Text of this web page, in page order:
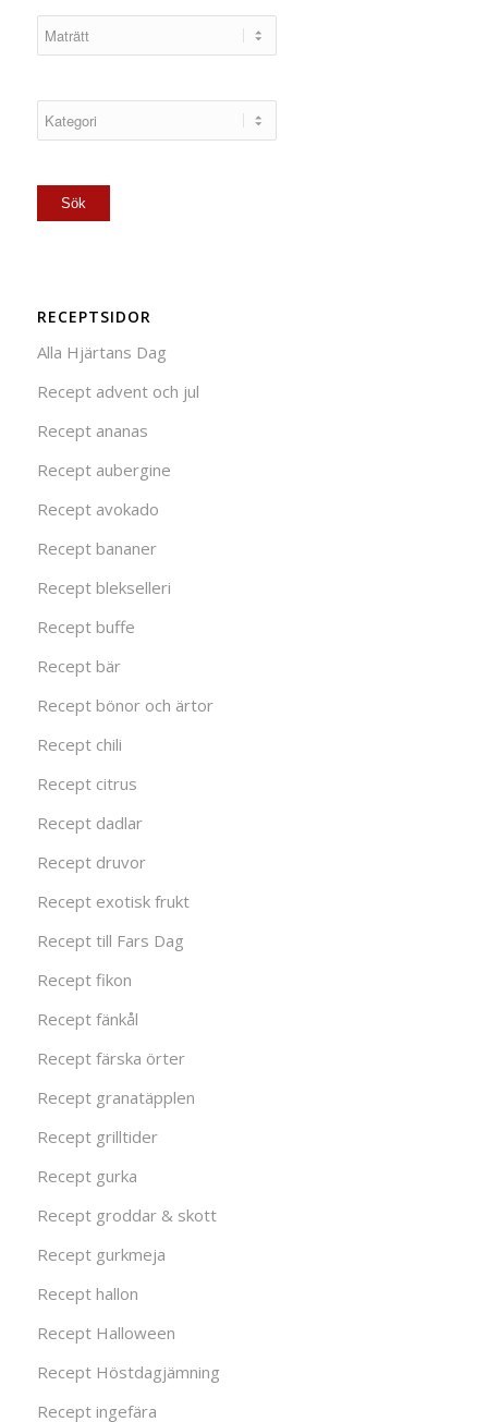
RECEPTSIDOR
Alla Hjärtans Dag
Recept advent och jul
Recept ananas
Recept aubergine
Recept avokado
Recept bananer
Recept blekselleri
Recept buffe
Recept bär
Recept bönor och ärtor
Recept chili
Recept citrus
Recept dadlar
Recept druvor
Recept exotisk frukt
Recept till Fars Dag
Recept fikon
Recept fänkål
Recept färska örter
Recept granatäpplen
Recept grilltider
Recept gurka
Recept groddar & skott
Recept gurkmeja
Recept hallon
Recept Halloween
Recept Höstdagjämning
Recept ingefära